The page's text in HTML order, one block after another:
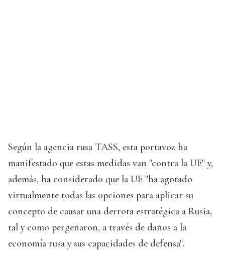
Según la agencia rusa TASS, esta portavoz ha
manifestado que estas medidas van "contra la UE" y,
además, ha considerado que la UE "ha agotado
virtualmente todas las opciones para aplicar su
concepto de causar una derrota estratégica a Rusia,
tal y como pergeñaron, a través de daños a la
economía rusa y sus capacidades de defensa".